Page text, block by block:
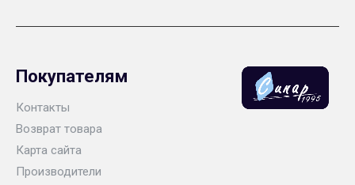
Покупателям
Контакты
Возврат товара
Карта сайта
Производители